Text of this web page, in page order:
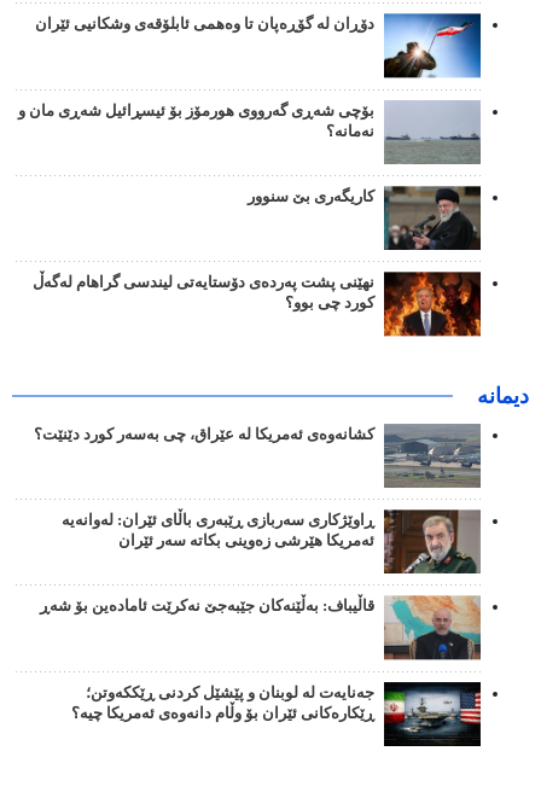
دۆڕان لە گۆڕەپان تا وەهمی ئابلۆقەی وشکانیی ئێران
بۆچی شەڕی گەرووی هورمۆز بۆ ئیسڕائیل شەڕی مان و
نەمانە؟
کاریگەری بێ سنوور
نهێنی پشت پەردەی دۆستایەتی لیندسی گراهام لەگەڵ
کورد چی بوو؟
دیمانە
کشانەوەی ئەمریکا لە عێراق، چی بەسەر کورد دێنێت؟
ڕاوێژکاری سەربازی ڕێبەری باڵای ئێران: لەوانەیە
ئەمریکا هێرشی زەوینی بکاتە سەر ئێران
قاڵیباف: بەڵێنەکان جێبەجێ نەکرێت ئامادەین بۆ شەڕ
جەنایەت لە لوبنان و پێشێل کردنی ڕێککەوتن؛
ڕێکارەکانی ئێران بۆ وڵام دانەوەی ئەمریکا چیە؟